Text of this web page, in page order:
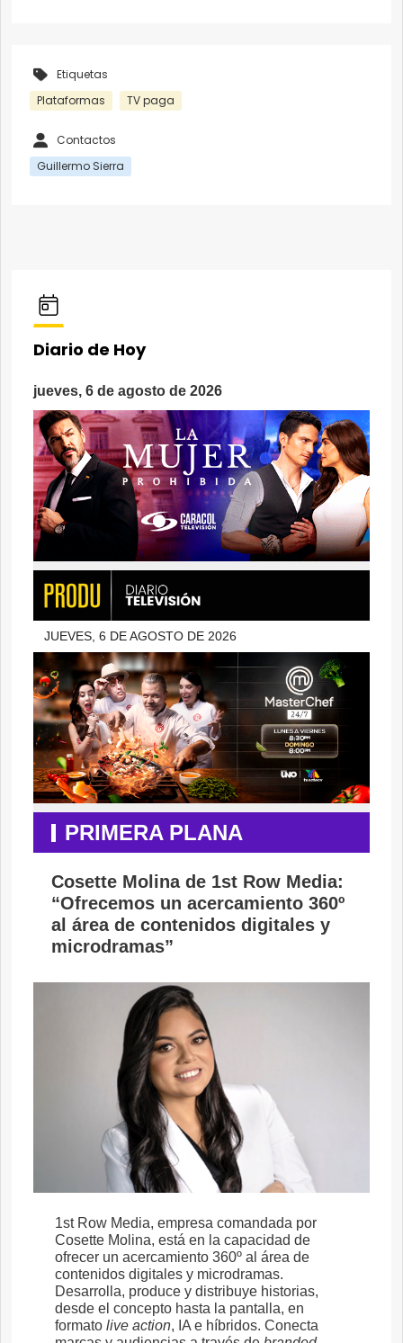
Etiquetas
Plataformas
TV paga
Contactos
Guillermo Sierra
Diario de Hoy
jueves, 6 de agosto de 2026